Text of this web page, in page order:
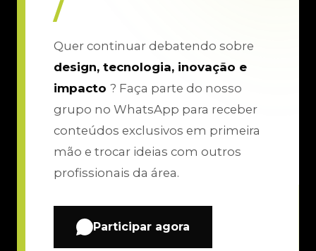
/
Quer continuar debatendo sobre
design, tecnologia, inovação e
impacto ? Faça parte do nosso
grupo no WhatsApp para receber
conteúdos exclusivos em primeira
mão e trocar ideias com outros
profissionais da área.
Participar agora